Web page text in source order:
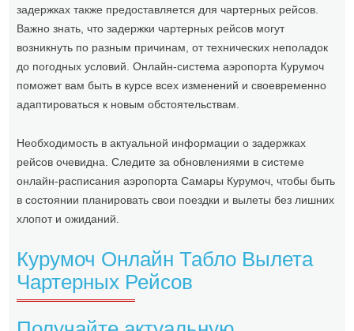
задержках также предоставляется для чартерных рейсов.
Важно знать, что задержки чартерных рейсов могут
возникнуть по разным причинам, от технических неполадок
до погодных условий. Онлайн-система аэропорта Курумоч
поможет вам быть в курсе всех изменений и своевременно
адаптироваться к новым обстоятельствам.
Необходимость в актуальной информации о задержках
рейсов очевидна. Следите за обновлениями в системе
онлайн-расписания аэропорта Самары Курумоч, чтобы быть
в состоянии планировать свои поездки и вылеты без лишних
хлопот и ожиданий.
Курумоч Онлайн Табло Вылета
Чартерных Рейсов